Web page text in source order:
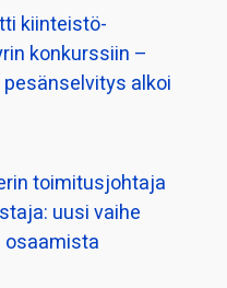
kiinteistö­
konkurssiin –
alkoi
toimitusjohtaja
uusi vaihe